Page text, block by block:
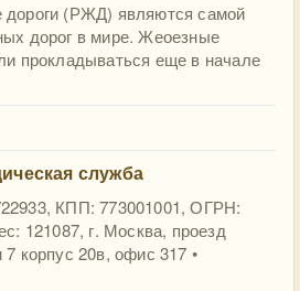
дороги (РЖД) являются самой
дорог в мире. Жеоезные
прокладываться еще в начале
служба
КПП: 773001001, ОГРН:
121087, г. Москва, проезд
корпус 20в, офис 317 •